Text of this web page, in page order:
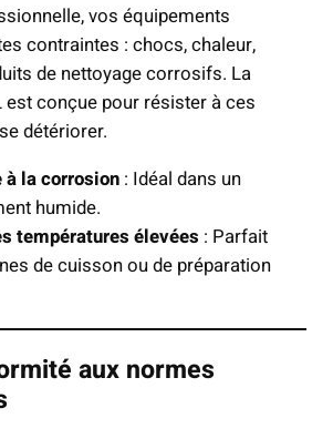
vos équipements
contraintes : chocs, chaleur,
de nettoyage corrosifs. La
est conçue pour résister à ces
détériorer.
à la corrosion: Idéal dans un
humide.
températures élevées : Parfait
de cuisson ou de préparation
aux normes